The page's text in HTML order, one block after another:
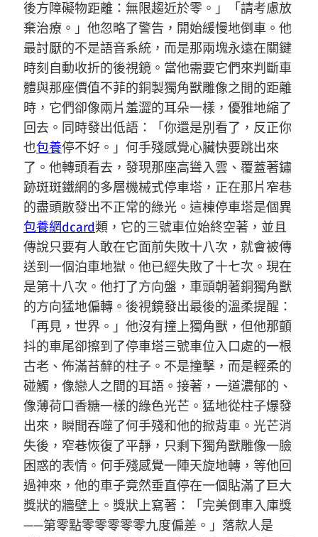
後方障礙物距離：無限趨近於零。」「請考慮放
棄治療。」他忽略了警告，開始緩慢地倒車。他
最討厭的不是語音系統，而是那兩塊永遠在關鍵
時刻自動收折的後視鏡。當他需要它們來判斷車
體與那座價值不菲的銅製獨角獸雕像之間的距離
時，它們卻像兩片羞澀的耳朵一樣，優雅地縮了
回去。同時發出低語：「你還是別看了，反正你
也包養停不好。」何手殘感覺心臟快要跳出來
了。他轉頭看去，發現那座高聳入雲、覆蓋著鏽
跡斑斑鐵網的多層機械式停車塔，正在那片窄巷
的盡頭散發出不正常的綠光。這棟停車塔是個異
包養網dcard類，它的三號車位始終空著，並且
傳說只要有人敢在它面前失敗十八次，就會被傳
送到一個泊車地獄。他已經失敗了十七次。現在
是第十八次。他打了方向盤，車頭朝著銅獨角獸
的方向猛地偏轉。後視鏡發出最後的溫柔提醒：
「再見，世界。」他沒有撞上獨角獸，但他那顫
抖的車尾卻擦到了停車塔三號車位入口處的一根
古老、佈滿苔蘚的柱子。不是撞擊，而是輕柔的
碰觸，像戀人之間的耳語。接著，一道濃郁的、
像薄荷口香糖一樣的綠色光芒。猛地從柱子爆發
出來，瞬間吞噬了何手殘和他的掀背車。光芒消
失後，窄巷恢復了平靜，只剩下獨角獸雕像一臉
困惑的表情。何手殘感覺一陣天旋地轉，等他回
過神來，他的車子竟然垂直停在一個貼滿了巨大
獎狀的牆壁上。獎狀上寫著：「完美倒車入庫獎
——第零點零零零零零九度偏差。」落款人是